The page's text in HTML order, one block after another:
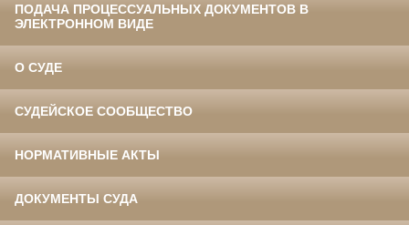
ПОДАЧА ПРОЦЕССУАЛЬНЫХ ДОКУМЕНТОВ В
ЭЛЕКТРОННОМ ВИДЕ
О СУДЕ
СУДЕЙСКОЕ СООБЩЕСТВО
НОРМАТИВНЫЕ АКТЫ
ДОКУМЕНТЫ СУДА